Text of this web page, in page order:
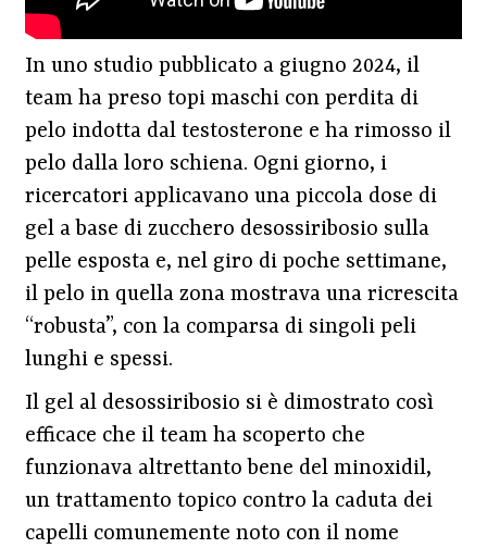
In uno studio pubblicato a giugno 2024, il
team ha preso topi maschi con perdita di
pelo indotta dal testosterone e ha rimosso il
pelo dalla loro schiena. Ogni giorno, i
ricercatori applicavano una piccola dose di
gel a base di zucchero desossiribosio sulla
pelle esposta e, nel giro di poche settimane,
il pelo in quella zona mostrava una ricrescita
“robusta”, con la comparsa di singoli peli
lunghi e spessi.
Il gel al desossiribosio si è dimostrato così
efficace che il team ha scoperto che
funzionava altrettanto bene del minoxidil,
un trattamento topico contro la caduta dei
capelli comunemente noto con il nome